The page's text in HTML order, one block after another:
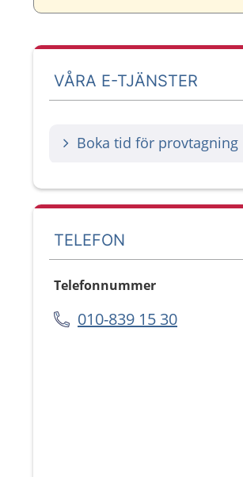
VÅRA E-TJÄNSTER
Boka tid för provtagning
TELEFON
Telefonnummer
010-839 15 30